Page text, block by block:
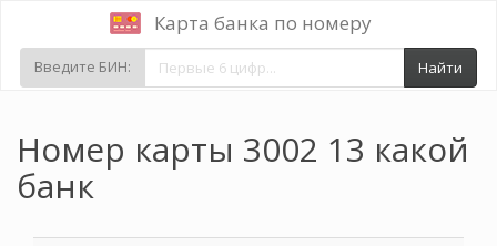
Карта банка по номеру
Введите БИН: Найти
Номер карты 3002 13 какой
банк